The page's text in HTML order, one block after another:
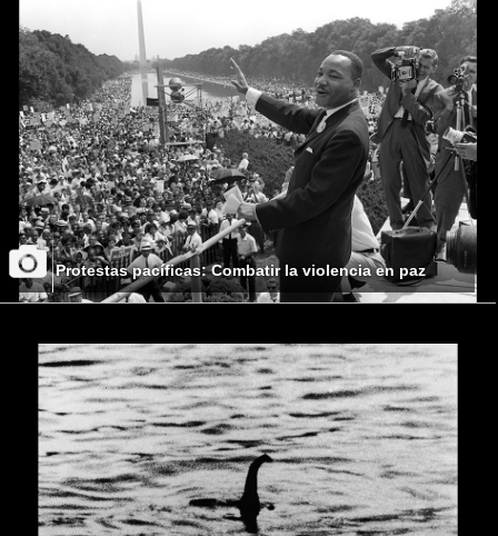
Protestas pacíficas: Combatir la violencia en paz